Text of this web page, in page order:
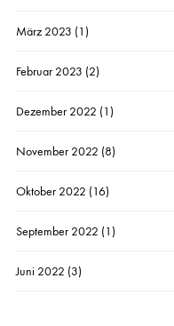
März 2023 (1)
Februar 2023 (2)
Dezember 2022 (1)
November 2022 (8)
Oktober 2022 (16)
September 2022 (1)
Juni 2022 (3)